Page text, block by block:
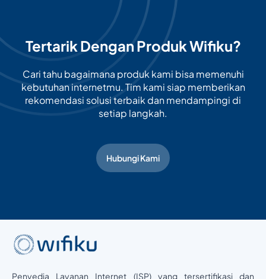
Tertarik Dengan Produk Wifiku?
Cari tahu bagaimana produk kami bisa memenuhi
kebutuhan internetmu. Tim kami siap memberikan
rekomendasi solusi terbaik dan mendampingi di
setiap langkah.
Hubungi Kami
Penyedia Layanan Internet (ISP) yang tersertifikasi dan